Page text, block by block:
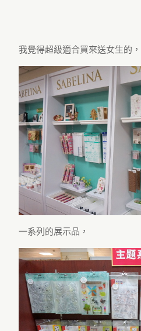
我覺得超級適合買來送女生的，
一系列的展示品，